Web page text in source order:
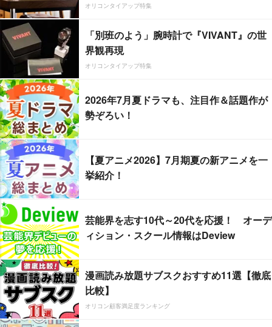
オリコンタイアップ特集
「別班のよう」腕時計で『VIVANT』の世
界観再現
オリコンタイアップ特集
2026年7月夏ドラマも、注目作＆話題作が
勢ぞろい！
【夏アニメ2026】7月期夏の新アニメを一
挙紹介！
芸能界を志す10代～20代を応援！ オーデ
ィション・スクール情報はDeview
漫画読み放題サブスクおすすめ11選【徹底
比較】
オリコン顧客満足度ランキング